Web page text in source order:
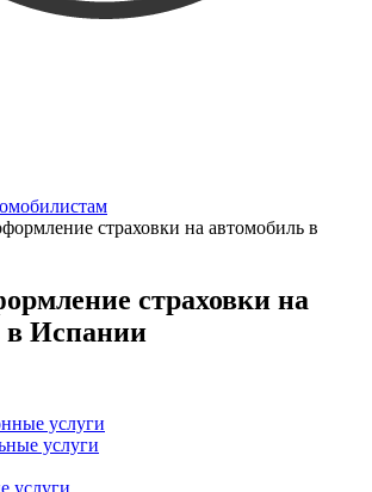
страховки на автомобиль в
страховки на
в Испании
услуги
услуги
услуги